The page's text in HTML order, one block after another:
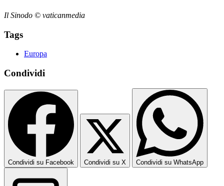
Il Sinodo © vaticanmedia
Tags
Europa
Condividi
Condividi su Facebook Condividi su X Condividi su WhatsApp